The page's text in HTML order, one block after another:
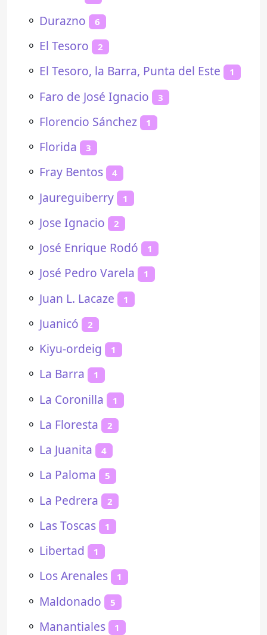
⚬ Durazno 6
⚬ El Tesoro 2
⚬ El Tesoro, la Barra, Punta del Este 1
⚬ Faro de José Ignacio 3
⚬ Florencio Sánchez 1
⚬ Florida 3
⚬ Fray Bentos 4
⚬ Jaureguiberry 1
⚬ Jose Ignacio 2
⚬ José Enrique Rodó 1
⚬ José Pedro Varela 1
⚬ Juan L. Lacaze 1
⚬ Juanicó 2
⚬ Kiyu-ordeig 1
⚬ La Barra 1
⚬ La Coronilla 1
⚬ La Floresta 2
⚬ La Juanita 4
⚬ La Paloma 5
⚬ La Pedrera 2
⚬ Las Toscas 1
⚬ Libertad 1
⚬ Los Arenales 1
⚬ Maldonado 5
⚬ Manantiales 1